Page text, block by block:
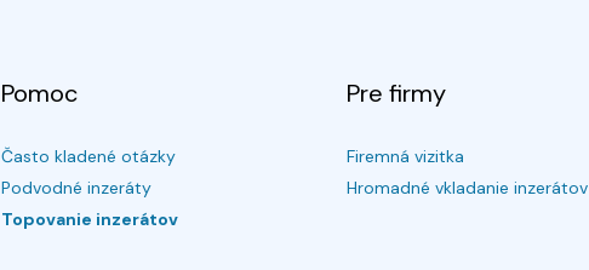
Pomoc
Často kladené otázky
Podvodné inzeráty
Topovanie inzerátov
Pre firmy
Firemná vizitka
Hromadné vkladanie inzerátov